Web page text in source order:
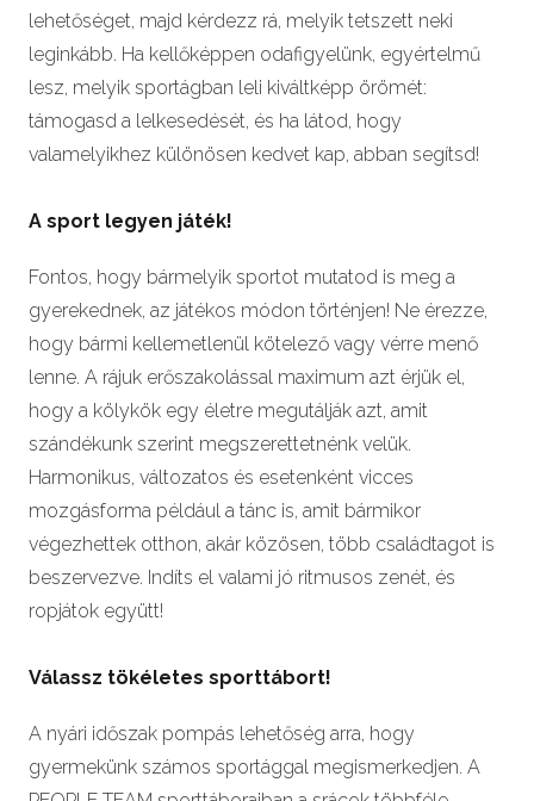
lehetőséget, majd kérdezz rá, melyik tetszett neki
leginkább. Ha kellőképpen odafigyelünk, egyértelmű
lesz, melyik sportágban leli kiváltképp örömét:
támogasd a lelkesedését, és ha látod, hogy
valamelyikhez különösen kedvet kap, abban segítsd!
A sport legyen játék!
Fontos, hogy bármelyik sportot mutatod is meg a
gyerekednek, az játékos módon történjen! Ne érezze,
hogy bármi kellemetlenül kötelező vagy vérre menő
lenne. A rájuk erőszakolással maximum azt érjük el,
hogy a kölykök egy életre megutálják azt, amit
szándékunk szerint megszerettetnénk velük.
Harmonikus, változatos és esetenként vicces
mozgásforma például a tánc is, amit bármikor
végezhettek otthon, akár közösen, több családtagot is
beszervezve. Indíts el valami jó ritmusos zenét, és
ropjátok együtt!
Válassz tökéletes sporttábort!
A nyári időszak pompás lehetőség arra, hogy
gyermekünk számos sportággal megismerkedjen. A